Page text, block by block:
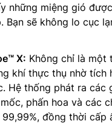
những miệng gió
Bạn sẽ không lo cục
X: Không chỉ là một
khí thực thụ nhờ tích
Hệ thống phát ra
phấn hoa và các
đồng thời cấp